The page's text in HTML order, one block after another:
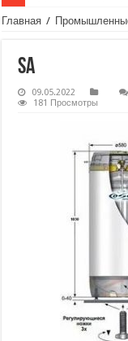
Главная /
sa
09.05.2022
181 Просмотры